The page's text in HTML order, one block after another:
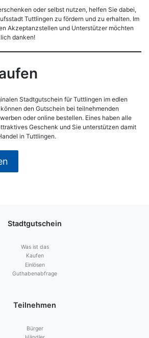
oder selbst nutzen, helfen Sie dabei,
Tuttlingen zu fördern und zu erhalten. Im
Akzeptanzstellen und Unterstützer möchten
danken!
Stadtgutschein für Tuttlingen im edlen
den Gutschein bei teilnehmenden
oder online bestellen. Eines haben alle
Geschenk und Sie unterstützen damit
in Tuttlingen.
Stadtgutschein
Was ist das
Kaufen
Einlösen
Guthabenabfrage
Teilnehmen
Bürger